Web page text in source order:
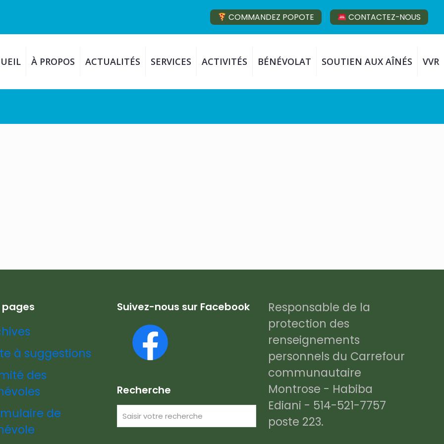
COMMANDEZ POPOTE CONTACTEZ-NOUS
À PROPOS ACTUALITÉS SERVICES ACTIVITÉS BÉNÉVOLAT SOUTIEN AUX AÎNÉS VVR
à suggestions
des
de
Suivez-nous sur Facebook
Recherche
Responsable de la
protection des
renseignements
personnels du Carrefour
communautaire
Montrose - Habiba
Ediani - 514-521-7757
poste 223.